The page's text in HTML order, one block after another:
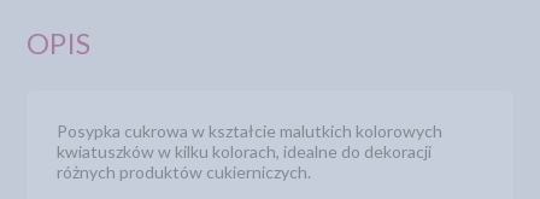
OPIS
Posypka cukrowa w kształcie malutkich kolorowych
kwiatuszków w kilku kolorach, idealne do dekoracji
różnych produktów cukierniczych.